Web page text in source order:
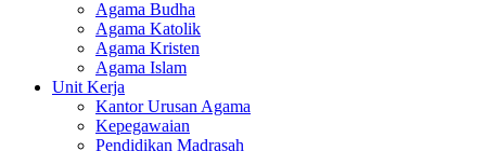
Agama Budha
Agama Katolik
Agama Kristen
Agama Islam
Unit Kerja
Kantor Urusan Agama
Kepegawaian
Pendidikan Madrasah